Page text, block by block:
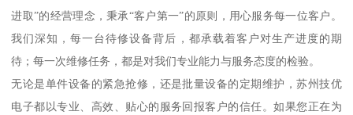
进取”的经营理念，秉承“客户第一”的原则，用心服务每一位客户。
我们深知，每一台待修设备背后，都承载着客户对生产进度的期
待；每一次维修任务，都是对我们专业能力与服务态度的检验。
无论是单件设备的紧急抢修，还是批量设备的定期维护，苏州技优
电子都以专业、高效、贴心的服务回报客户的信任。如果您正在为